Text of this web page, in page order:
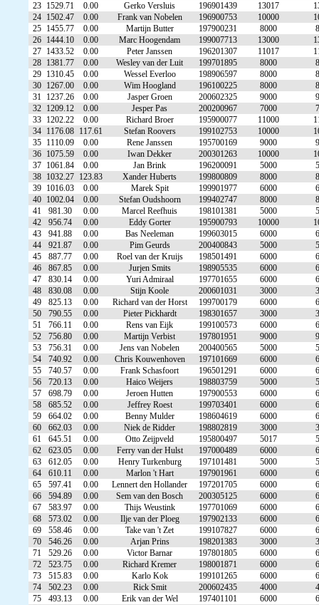
23 1529.71 0.00 Gerko Versluis 196901439 13017
24 1502.47 0.00 Frank van Nobelen 196900753 10000
25 1455.77 0.00 Martijn Butter 197900231 8000
26 1444.10 0.00 Marc Hoogendam 199007713 13000
27 1433.52 0.00 Peter Janssen 196201307 11017
28 1381.77 0.00 Wesley van der Luit 199701895 8000
29 1310.45 0.00 Wessel Everloo 198906597 8000
30 1267.00 0.00 Wim Hoogland 196100225 8000
31 1237.26 0.00 Jasper Groen 200602325 9000
32 1209.12 0.00 Jesper Pas 200200967 7000
33 1202.22 0.00 Richard Broer 195900077 11000
34 1176.08 117.61 Stefan Roovers 199102753 10000
35 1110.09 0.00 Rene Janssen 195700169 9000
36 1075.59 0.00 Iwan Dekker 200301263 10000
37 1061.84 0.00 Jan Brink 196200091 5000
38 1032.27 123.83 Xander Huberts 199800809 8000
39 1016.03 0.00 Marek Spit 199901977 6000
40 1002.04 0.00 Stefan Oudshoorn 199402747 8000
41
981.30 0.00 Marcel Reefhuis 198101381 5000
42
956.74 0.00 Eddy Gorter 195900793 10000
43
941.88 0.00 Bas Neeleman 199603015 6000
44
921.87 0.00 Pim Geurds 200400843 5000
45
887.77 0.00 Roel van der Kruijs 198501491 6000
46
867.85 0.00 Jurjen Smits 198905535 6000
47
830.14 0.00 Yuri Admiraal 197701655 6000
48
830.08 0.00 Stijn Koole 200601031 3000
49
825.13 0.00 Richard van der Horst 199700179 6000
50
790.55 0.00 Pieter Pickhardt 198301657 3000
51
766.11 0.00 Rens van Eijk 199100573 6000
52
756.80 0.00 Martijn Verbist 197801951 9000
53
756.31 0.00 Jens van Nobelen 200400565 5000
54
740.92 0.00 Chris Kouwenhoven 197101669 6000
55
740.57 0.00 Frank Schasfoort 196501291 6000
56
720.13 0.00 Haico Weijers 198803759 5000
57
698.79 0.00 Jeroen Hutten 197900553 6000
58
685.52 0.00 Jeffrey Roest 199703401 6000
59
664.02 0.00 Benny Mulder 198604619 6000
60
662.03 0.00 Niek de Ridder 198802819 3000
61
645.51 0.00 Otto Zeijpveld 195800497 5017
62
623.05 0.00 Ferry van der Hulst 197000489 6000
63
612.05 0.00 Henry Turkenburg 197101481 5000
64
610.11 0.00 Marlon 't Hart 197901961 6000
65
597.41 0.00 Lennert den Hollander 197201705 6000
66
594.89 0.00 Sem van den Bosch 200305125 6000
67
583.97 0.00 Thijs Weustink 197701069 6000
68
573.02 0.00 Ilje van der Ploeg 197902133 6000
69
558.46 0.00 Take van 't Zet 199107827 6000
70
546.26 0.00 Arjan Prins 198201383 3000
71
529.26 0.00 Victor Barnar 197801805 6000
72
523.75 0.00 Richard Kremer 198001871 6000
73
515.83 0.00 Karlo Kok 199101265 6000
74
502.23 0.00 Rick Smit 200602435 4000
75
493.13 0.00 Erik van der Wel 197401101 6000